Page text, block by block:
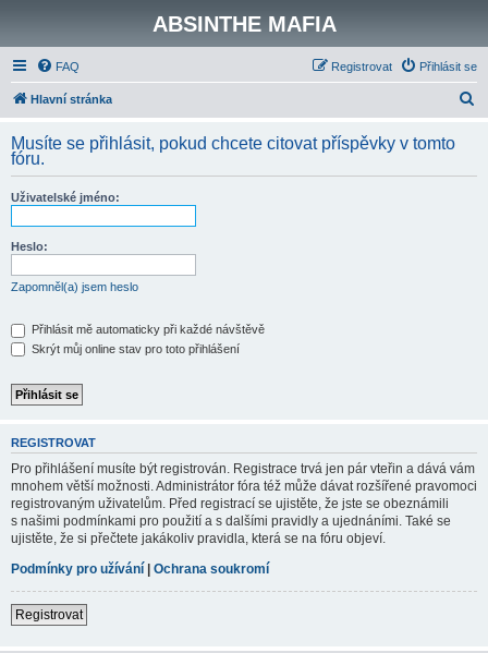
ABSINTHE MAFIA
FAQ Přihlásit se
Registrovat
Hlavní stránka
d
Musíte se přihlásit, pokud chcete citovat příspěvky v tomto
fóru.
Uživatelské jméno:
Heslo:
Zapomněl(a) jsem heslo
Přihlásit mě automaticky při každé návštěvě
Skrýt můj online stav pro toto přihlášení
REGISTROVAT
Pro přihlášení musíte být registrován. Registrace trvá jen pár vteřin a dává vám
mnohem větší možnosti. Administrátor fóra též může dávat rozšířené pravomoci
registrovaným uživatelům. Před registrací se ujistěte, že jste se obeznámili
s našimi podmínkami pro použití a s dalšími pravidly a ujednáními. Také se
ujistěte, že si přečtete jakákoliv pravidla, která se na fóru objeví.
Podmínky pro užívání | Ochrana soukromí
Registrovat